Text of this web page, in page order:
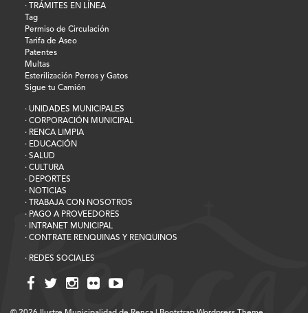
· TRÁMITES EN LÍNEA
Tag
Permiso de Circulación
Tarifa de Aseo
Patentes
Multas
Esterilización Perros y Gatos
Sigue tu Camión
· UNIDADES MUNICIPALES
· CORPORACIÓN MUNICIPAL
· RENCA LIMPIA
· EDUCACIÓN
· SALUD
· CULTURA
· DEPORTES
· NOTICIAS
· TRABAJA CON NOSOTROS
· PAGO A PROVEEDORES
· INTRANET MUNICIPAL
· CONTRATE RENQUINAS Y RENQUINOS
· REDES SOCIALES